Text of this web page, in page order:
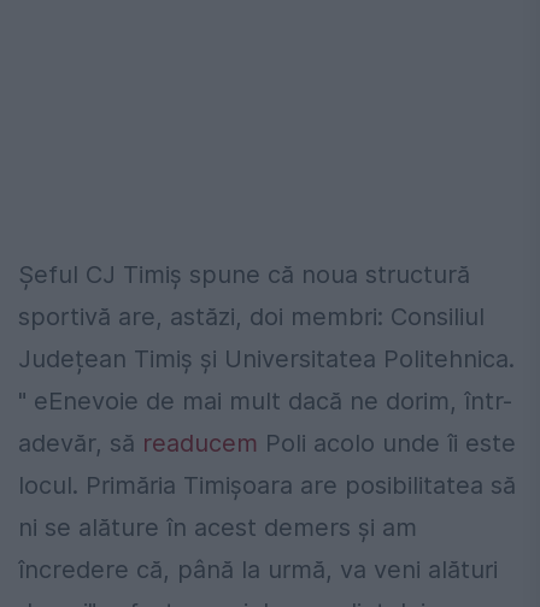
Șeful CJ Timiș spune că noua structură
sportivă are, astăzi, doi membri: Consiliul
Județean Timiș și Universitatea Politehnica.
" eEnevoie de mai mult dacă ne dorim, într-
adevăr, să readucem Poli acolo unde îi este
locul. Primăria Timișoara are posibilitatea să
ni se alăture în acest demers și am
încredere că, până la urmă, va veni alături